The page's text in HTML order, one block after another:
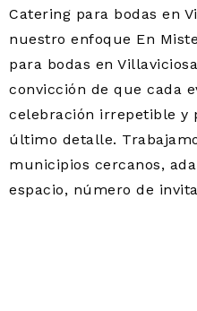
Catering para bodas en
nuestro enfoque En
para bodas en
convicción de que cada
celebración irrepetible y
último detalle.
municipios cercanos,
espacio, número de